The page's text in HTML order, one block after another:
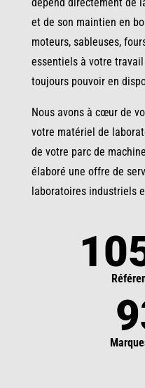
et de son maintien en
moteurs, sableuses,
essentiels à votre
toujours pouvoir en
Nous avons à cœur de
votre matériel de
de votre parc de
élaboré une offre de
laboratoires industriels